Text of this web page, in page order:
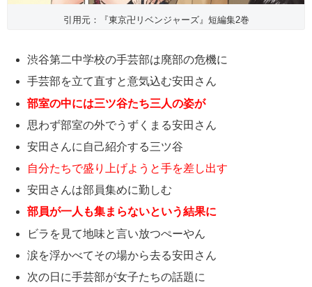
引用元：『東京卍リベンジャーズ』短編集2巻
渋谷第二中学校の手芸部は廃部の危機に
手芸部を立て直すと意気込む安田さん
部室の中には三ツ谷たち三人の姿が
思わず部室の外でうずくまる安田さん
安田さんに自己紹介する三ツ谷
自分たちで盛り上げようと手を差し出す
安田さんは部員集めに勤しむ
部員が一人も集まらないという結果に
ビラを見て地味と言い放つぺーやん
涙を浮かべてその場から去る安田さん
次の日に手芸部が女子たちの話題に